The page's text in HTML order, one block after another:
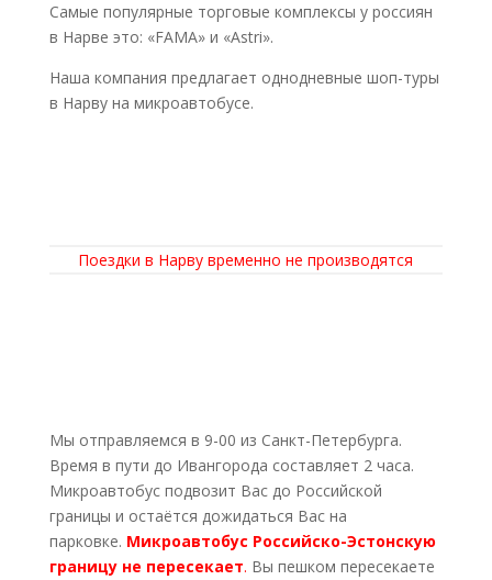
Самые популярные торговые комплексы у россиян
в Нарве это: «FAMA» и «Astri».
Наша компания предлагает однодневные шоп-туры
в Нарву на микроавтобусе.
Поездки в Нарву временно не производятся
Мы отправляемся в 9-00 из Санкт-Петербурга.
Время в пути до Ивангорода составляет 2 часа.
Микроавтобус подвозит Вас до Российской
границы и остаётся дожидаться Вас на
парковке. Микроавтобус Российско-Эстонскую
границу не пересекает. Вы пешком пересекаете